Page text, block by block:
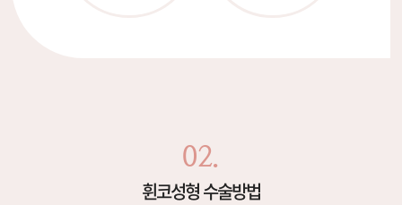
02.
휜코성형 수술방법